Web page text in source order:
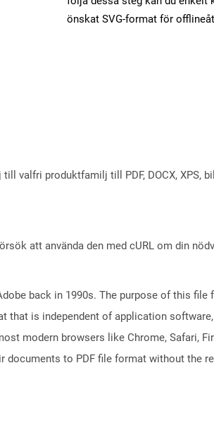
önskat SVG-format för
produktfamilj till PDF, DOCX, XPS,
att använda den med cURL om din
back in 1990s. The purpose of this
is independent of application
modern browsers like Chrome, Safari,
to PDF file format without the